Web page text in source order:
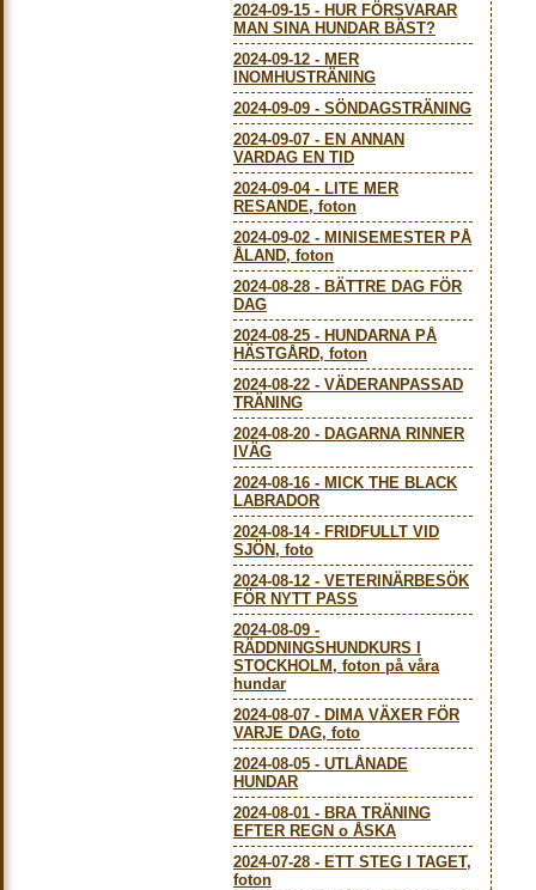
2024-09-15 - HUR FÖRSVARAR
MAN SINA HUNDAR BÄST?
2024-09-12 - MER
INOMHUSTRÄNING
2024-09-09 - SÖNDAGSTRÄNING
2024-09-07 - EN ANNAN
VARDAG EN TID
2024-09-04- LITE MER
RESANDE, foton
2024-09-02 - MINISEMESTER PÅ
ÅLAND, foton
2024-08-28 - BÄTTRE DAG FÖR
DAG
2024-08-25 - HUNDARNA PÅ
HÄSTGÅRD, foton
2024-08-22 - VÄDERANPASSAD
TRÄNING
2024-08-20 - DAGARNA RINNER
IVÄG
2024-08-16 - MICK THE BLACK
LABRADOR
2024-08-14- FRIDFULLT VID
SJÖN, foto
2024-08-12 - VETERINÄRBESÖK
FÖR NYTT PASS
2024-08-09 -
RÄDDNINGSHUNDKURS I
STOCKHOLM, foton på våra
hundar
2024-08-07 - DIMA VÄXER FÖR
VARJE DAG, foto
2024-08-05 - UTLÅNADE
HUNDAR
2024-08-01 - BRA TRÄNING
EFTER REGN o ÅSKA
2024-07-28 - ETT STEG I TAGET,
foton